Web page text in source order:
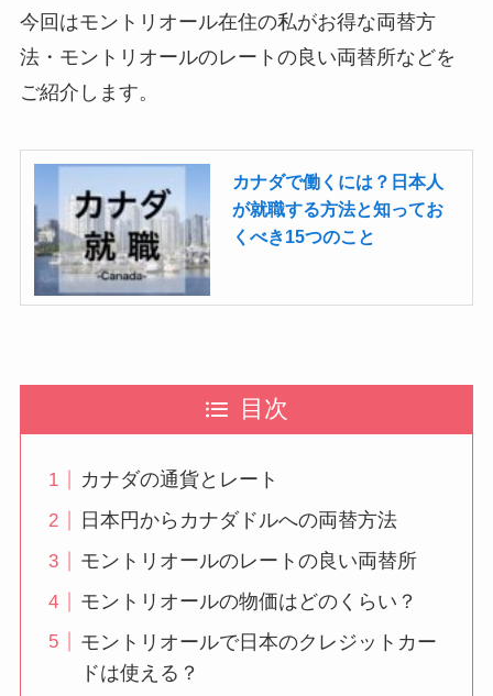
今回はモントリオール在住の私がお得な両替方
法・モントリオールのレートの良い両替所などを
ご紹介します。
カナダで働くには？日本人
が就職する方法と知ってお
くべき15つのこと
目次
カナダの通貨とレート
日本円からカナダドルへの両替方法
モントリオールのレートの良い両替所
モントリオールの物価はどのくらい？
モントリオールで日本のクレジットカー
ドは使える？